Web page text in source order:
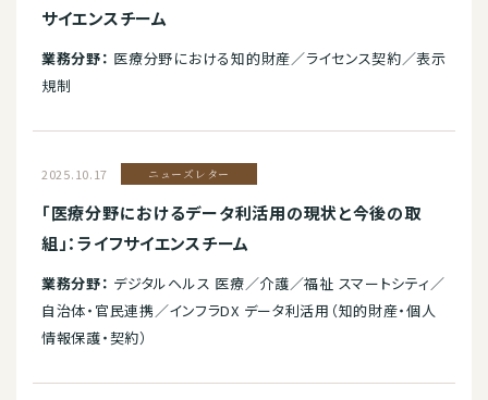
サイエンスチーム
業務分野： 医療分野における知的財産／ライセンス契約／表示
規制
2025.10.17 ニューズレター
「医療分野におけるデータ利活用の現状と今後の取
組」：ライフサイエンスチーム
業務分野： デジタルヘルス 医療／介護／福祉 スマートシティ／
自治体・官民連携／インフラDX データ利活用（知的財産・個人
情報保護・契約）